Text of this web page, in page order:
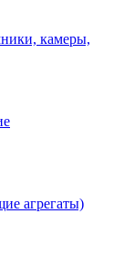
камеры,
агрегаты)